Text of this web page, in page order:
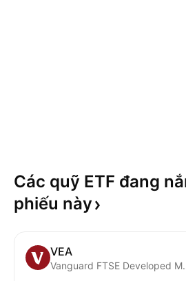
Các quỹ ETF đang
phiếu này
VEA
Vanguard